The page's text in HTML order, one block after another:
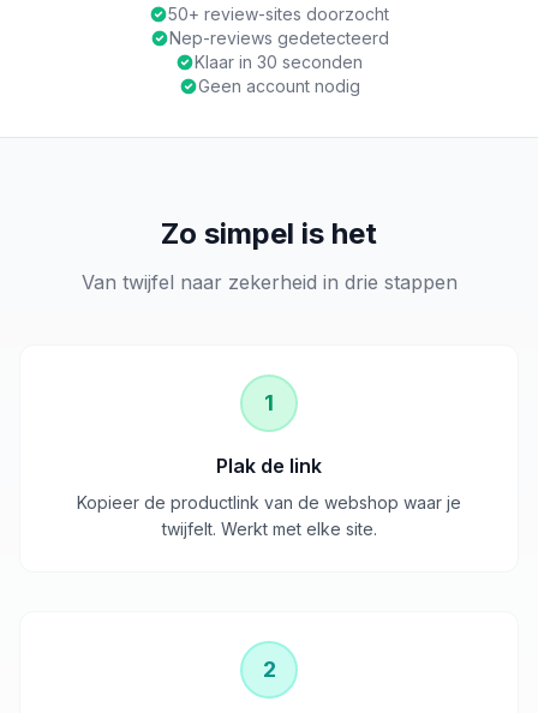
50+ review-sites doorzocht
Nep-reviews gedetecteerd
Klaar in 30 seconden
Geen account nodig
Zo simpel is het
Van twijfel naar zekerheid in drie stappen
1
Plak de link
Kopieer de productlink van de webshop waar je
twijfelt. Werkt met elke site.
2